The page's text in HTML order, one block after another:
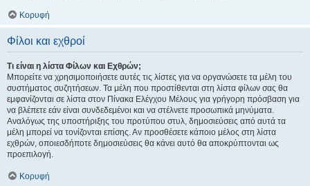
Κορυφή
Φίλοι και εχθροί
Τι είναι η λίστα Φίλων και Εχθρών;
Μπορείτε να χρησιμοποιήσετε αυτές τις λίστες για να οργανώσετε τα μέλη του
συστήματος συζητήσεων. Τα μέλη που προστίθενται στη λίστα φίλων σας θα
εμφανίζονται σε λίστα στον Πίνακα Ελέγχου Μέλους για γρήγορη πρόσβαση για
να βλέπετε εάν είναι συνδεδεμένοι και να στέλνετε προσωπικά μηνύματα.
Αναλόγως της υποστήριξης του προτύπου στυλ, δημοσιεύσεις από αυτά τα
μέλη μπορεί να τονίζονται επίσης. Αν προσθέσετε κάποιο μέλος στη λίστα
εχθρών, οποιεσδήποτε δημοσιεύσεις θα κάνει αυτό θα αποκρύπτονται ως
προεπιλογή.
Κορυφή